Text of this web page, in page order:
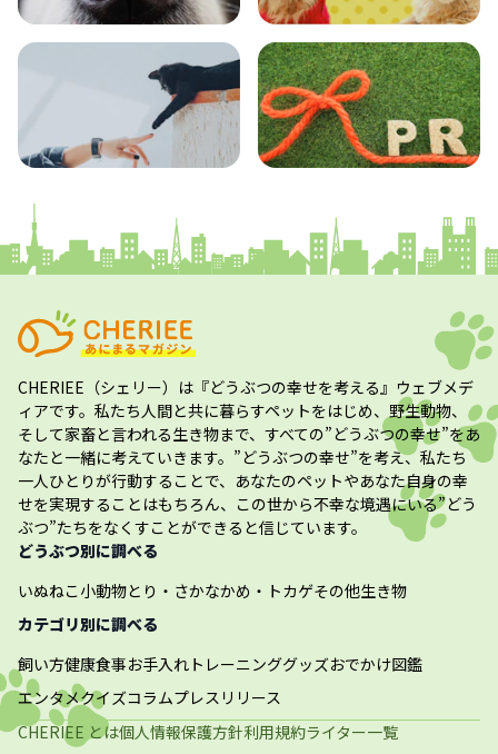
エンタメ クイズ
CHERIEE（シェリー） は『どうぶつの幸せを考える』ウェブメデ
ィアです。私たち人間と共に暮らすペットをはじめ、野生動物、
そして家畜と言われる生き物まで、すべての”どうぶつの幸せ”をあ
なたと一緒に考えていきます。”どうぶつの幸せ”を考え、私たち
一人ひとりが行動することで、あなたのペットやあなた自身の幸
せを実現することはもちろん、この世から不幸な境遇にいる”どう
ぶつ”たちをなくすことができると信じています。
どうぶつ別に調べる
いぬねこ小動物とり・さかなかめ・トカゲその他生き物
カテゴリ別に調べる
飼い方健康食事お手入れ トレーニンググッズおでかけ図鑑
エンタメクイズコラムプレスリリース
CHERIEE とは個人情報保護方針利用規約ライター一覧